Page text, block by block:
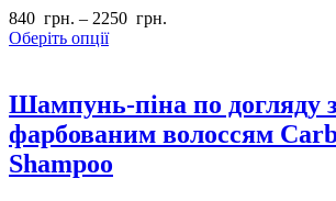
840 грн. – 2250 грн.
Оберіть опції
Шампунь-піна по догляду
фарбованим волоссям
Shampoo